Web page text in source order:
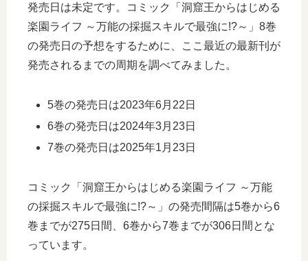
発売日は未定です。コミック「洞窟王からはじめる
楽園ライフ ～万能の採掘スキルで最強に!?～」8巻
の発売日の予想をするために、ここ最近の最新刊が
発売されるまでの周期を調べてみました。
5巻の発売日は2023年6月22日
6巻の発売日は2024年3月23日
7巻の発売日は2025年1月23日
コミック「洞窟王からはじめる楽園ライフ ～万能
の採掘スキルで最強に!?～」の発売間隔は5巻から6
巻までが275日間、6巻から7巻までが306日間とな
っています。